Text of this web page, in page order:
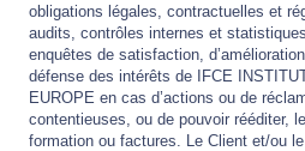
obligations légales, contractuelles et
audits, contrôles internes et
enquêtes de satisfaction,
défense des intérêts de IFCE
EUROPE en cas d’actions ou de
contentieuses, ou de pouvoir rééditer,
formation ou factures. Le Client et/ou